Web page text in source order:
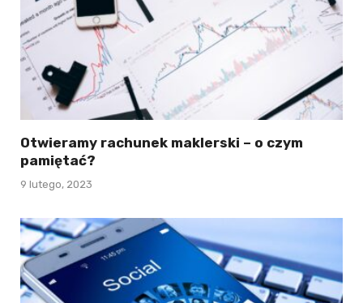
Otwieramy rachunek maklerski – o czym
pamiętać?
9 lutego, 2023